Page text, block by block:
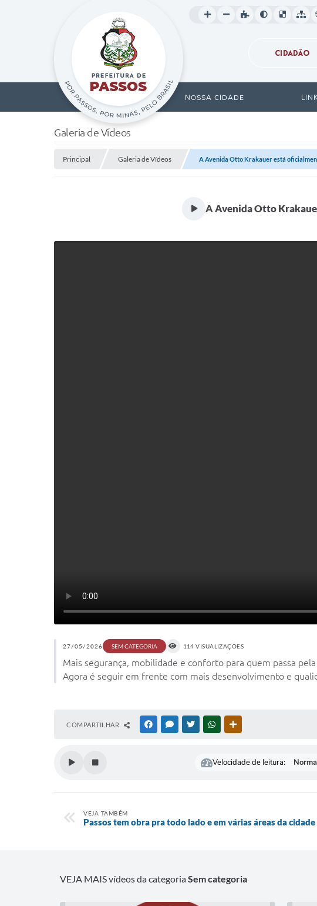
CIDADÃO
NOSSA CIDADE
Galeria de Vídeos
Principal Galeria de Vídeos A Avenida Otto Krakauer está
A Avenida Otto
27/05/2026 SEM CATEGORIA 114 VISUALIZAÇÕES
Mais segurança, mobilidade e conforto para quem passa
Agora é seguir em frente com mais desenvolvimento e
COMPARTILHAR FACEBOOKMESSENGER
TWITTERWHATSAPP
Velocidade de leitura:
VEJA TAMBÉM
Passos tem obra pra todo lado e em várias áreas da cidade
VEJA MAIS vídeos da categoriaSem categoria